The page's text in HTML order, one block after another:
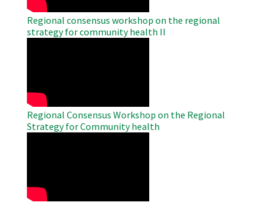
Regional consensus workshop on the regional
strategy for community health II
Regional Consensus Workshop on the Regional
Strategy for Community health